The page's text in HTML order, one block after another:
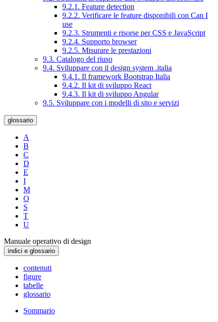
9.2.1. Feature detection
9.2.2. Verificare le feature disponibili con Can I
use
9.2.3. Strumenti e risorse per CSS e JavaScript
9.2.4. Supporto browser
9.2.5. Misurare le prestazioni
9.3. Catalogo del riuso
9.4. Sviluppare con il design system .italia
9.4.1. Il framework Bootstrap Italia
9.4.2. Il kit di sviluppo React
9.4.3. Il kit di sviluppo Angular
9.5. Sviluppare con i modelli di sito e servizi
glossario
A
B
C
D
E
I
M
O
S
T
U
Manuale operativo di design
indici e glossario
contenuti
figure
tabelle
glossario
Sommario